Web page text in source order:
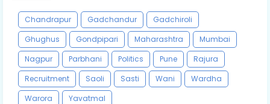
Chandrapur Gadchandur
Gadchiroli
Ghughus
Gondpipari Maharashtra
Mumbai
Nagpur
Parbhani Politics Pune
Rajura
Recruitment
Saoli Sasti Wani
Wardha
Warora
Yavatmal